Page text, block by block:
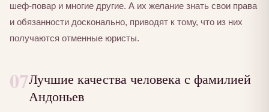
шеф-повар и многие другие. А их желание знать свои права
и обязанности досконально, приводят к тому, что из них
получаются отменные юристы.
07Лучшие качества человека с фамилией
Андоньев